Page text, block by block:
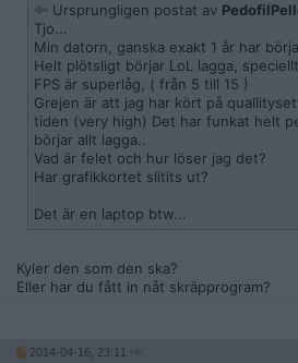
Ursprungligen postat av
Tjo...
Min datorn, ganska exakt 1 år har
Helt plötsligt börjar LoL lagga,
FPS är superlåg, ( från 5 till 15 )
Grejen är att jag har kört på
tiden (very high) Det har funkat helt
börjar allt lagga..
Vad är felet och hur löser jag det?
Har grafikkortet slitits ut?
Det är en laptop btw...
Kyler den som den ska?
Eller har du fått in nåt skräpprogram?
2014-04-16, 23:11